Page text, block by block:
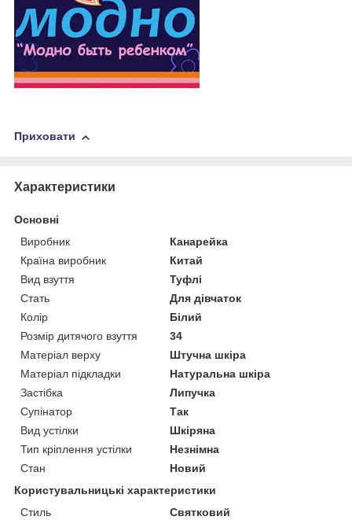
Приховати
Характеристики
Основні
Виробник
Канарейка
Країна виробник
Китай
Вид взуття
Туфлі
Стать
Для дівчаток
Колір
Білий
Розмір дитячого взуття
34
Матеріал верху
Штучна шкіра
Матеріал підкладки
Натуральна шкіра
Застібка
Липучка
Супінатор
Так
Вид устілки
Шкіряна
Тип кріплення устілки
Незнімна
Стан
Новий
Користувальницькі характеристики
Стиль
Святковий